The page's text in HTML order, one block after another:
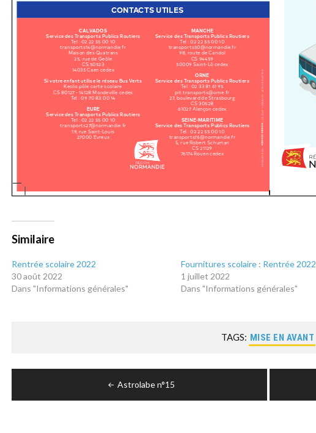
Similaire
Rentrée scolaire 2022
30 août 2022
Dans "Informations générales"
Fournitures scolaire : Rentrée 2022
1 juillet 2022
Dans "Informations générales"
TAGS: MISE EN AVANT
Astrolabe n°15